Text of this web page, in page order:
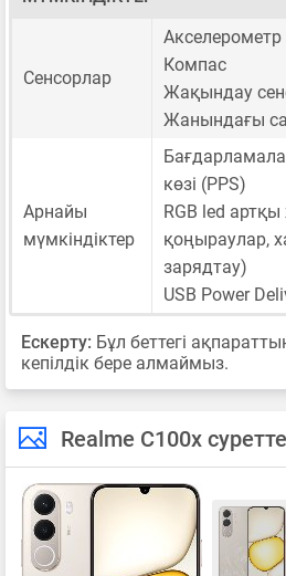
Сенсорлар
Акселерометр
Компас
Жақындау
Жанындағы
Арнайы
мүмкіндіктер
көзі (PPS)
RGB led
қоңыраулар,
зарядтау)
USB Power
Ескерту: Бұл беттегі
кепілдік бере алмаймыз.
Realme C100x